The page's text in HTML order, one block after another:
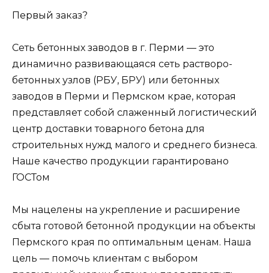
Первый заказ?
Сеть бетонных заводов в г. Перми — это
динамично развивающаяся сеть растворо-
бетонных узлов (РБУ, БРУ) или бетонных
заводов в Перми и Пермском крае, которая
представляет собой слаженный логистический
центр доставки товарного бетона для
строительных нужд малого и среднего бизнеса.
Наше качество продукции гарантировано
ГОСТом
Мы нацелены на укрепление и расширение
сбыта готовой бетонной продукции на объекты
Пермского края по оптимальным ценам. Наша
цель — помочь клиентам с выбором